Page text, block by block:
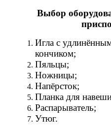
Выбор
Игла с
кончиком;
Пяльцы;
Ножницы;
Напёрсток;
Планка для
Распарыватель;
Утюг.